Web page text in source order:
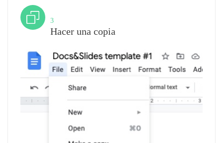
3
Hacer una copia